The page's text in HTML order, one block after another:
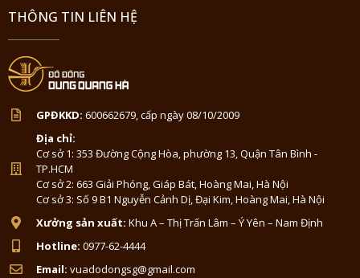
THÔNG TIN LIÊN HỆ
GPĐKKD: 600662679, cấp ngày 08/10/2009
Địa chỉ:
Cơ sở 1: 353 Đường Cộng Hòa, phường 13, Quận Tân Bình -
TP.HCM
Cơ sở 2: 663 Giải Phóng, Giáp Bát, Hoàng Mai, Hà Nội
Cơ sở 3: Số 9 B1 Nguyễn Cảnh Dị, Đại Kim, Hoàng Mai, Hà Nội
Xưởng sản xuất: Khu A – Thị Trấn Lâm – Ý Yên – Nam Định
Hotline: 0977-62-4444
Email: vuadodongsg@gmail.com